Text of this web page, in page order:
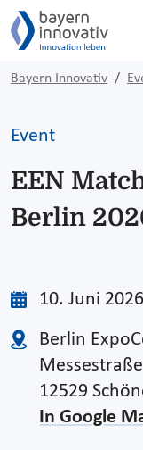
Bayern Innovativ
Event
EEN
Berlin
10. Juni
Berlin
12529
In Google